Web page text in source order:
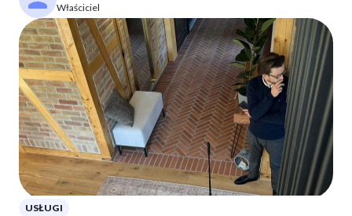
Właściciel
USŁUGI